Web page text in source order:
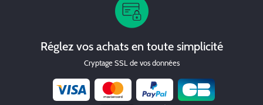
Réglez vos achats en toute simplicité
Cryptage SSL de vos données